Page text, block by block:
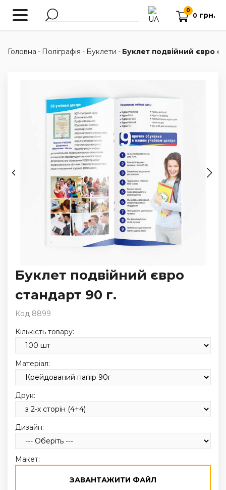
0
0 грн.
Головна - Поліграфія - Буклети - Буклет подвійний євро
Буклет подвійний євро
стандарт 90 г.
Код 8899
Кількість товару:
Матеріал:
Друк:
Дизайн:
Макет:
ЗАВАНТАЖИТИ ФАЙЛ